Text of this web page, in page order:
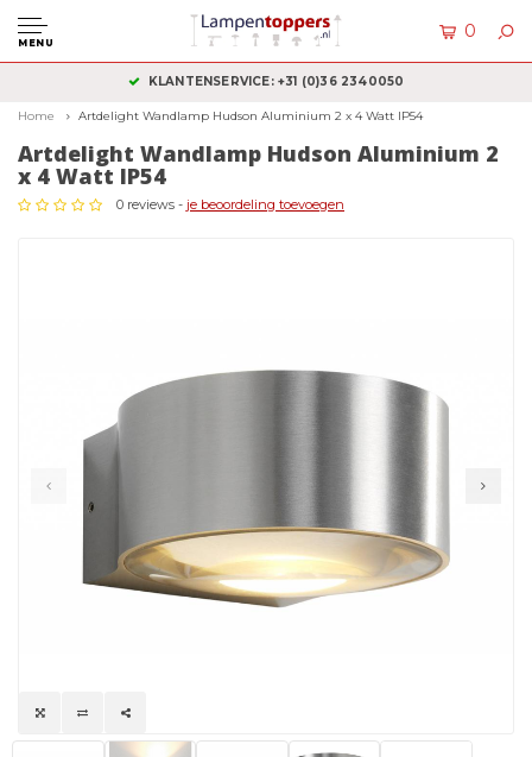
MENU
0
KLANTENSERVICE: +31 (0)36 2340050
Home Artdelight Wandlamp Hudson Aluminium 2 x 4 Watt IP54
Artdelight Wandlamp Hudson Aluminium 2
x 4 Watt IP54
0 reviews - je beoordeling toevoegen